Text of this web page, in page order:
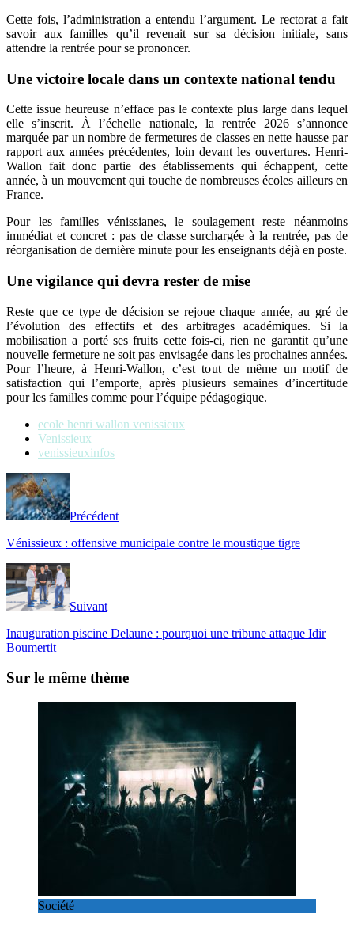
Cette fois, l’administration a entendu l’argument. Le rectorat a fait
savoir aux familles qu’il revenait sur sa décision initiale, sans
attendre la rentrée pour se prononcer.
Une victoire locale dans un contexte national tendu
Cette issue heureuse n’efface pas le contexte plus large dans lequel
elle s’inscrit. À l’échelle nationale, la rentrée 2026 s’annonce
marquée par un nombre de fermetures de classes en nette hausse par
rapport aux années précédentes, loin devant les ouvertures. Henri-
Wallon fait donc partie des établissements qui échappent, cette
année, à un mouvement qui touche de nombreuses écoles ailleurs en
France.
Pour les familles vénissianes, le soulagement reste néanmoins
immédiat et concret : pas de classe surchargée à la rentrée, pas de
réorganisation de dernière minute pour les enseignants déjà en poste.
Une vigilance qui devra rester de mise
Reste que ce type de décision se rejoue chaque année, au gré de
l’évolution des effectifs et des arbitrages académiques. Si la
mobilisation a porté ses fruits cette fois-ci, rien ne garantit qu’une
nouvelle fermeture ne soit pas envisagée dans les prochaines années.
Pour l’heure, à Henri-Wallon, c’est tout de même un motif de
satisfaction qui l’emporte, après plusieurs semaines d’incertitude
pour les familles comme pour l’équipe pédagogique.
ecole henri wallon venissieux
Venissieux
venissieuxinfos
Précédent
Vénissieux : offensive municipale contre le moustique tigre
Suivant
Inauguration piscine Delaune : pourquoi une tribune attaque Idir
Boumertit
Sur le même thème
Société